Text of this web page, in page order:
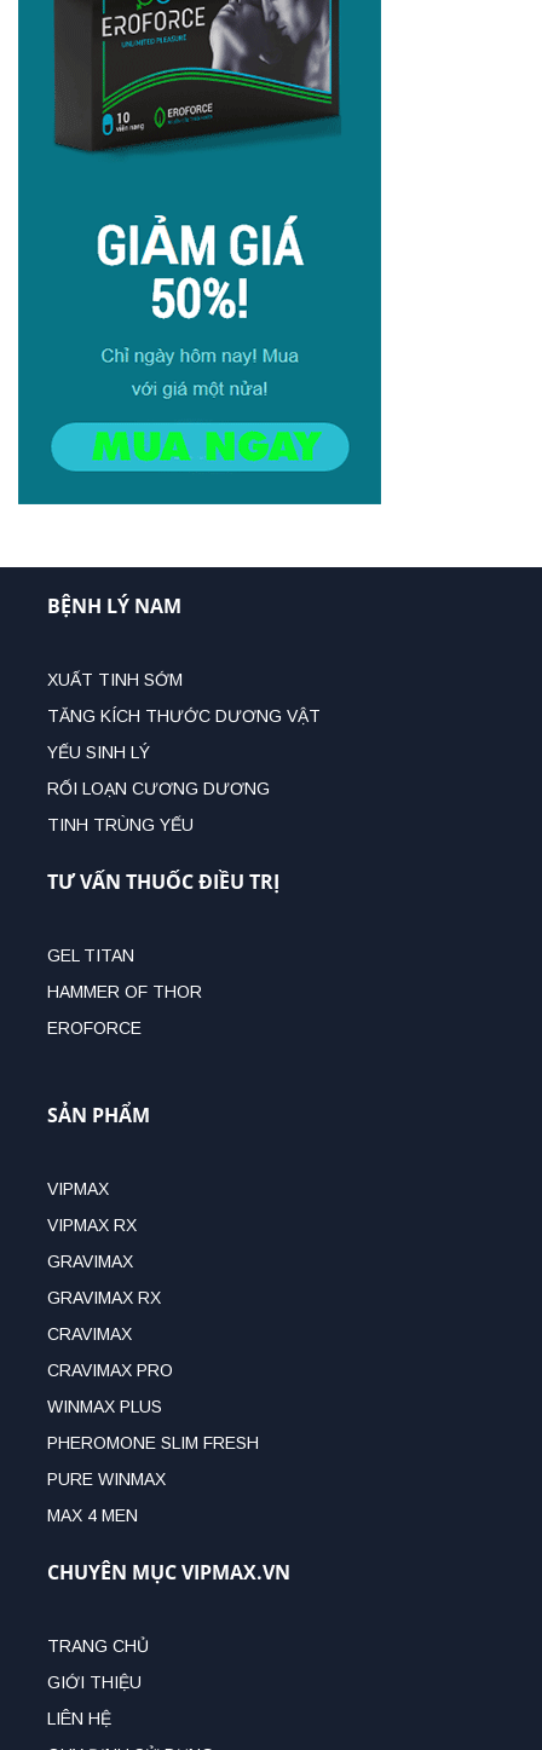
BỆNH LÝ NAM
XUẤT TINH SỚM
TĂNG KÍCH THƯỚC DƯƠNG VẬT
YẾU SINH LÝ
RỐI LOẠN CƯƠNG DƯƠNG
TINH TRÙNG YẾU
TƯ VẤN THUỐC ĐIỀU TRỊ
GEL TITAN
HAMMER OF THOR
EROFORCE
SẢN PHẨM
VIPMAX
VIPMAX RX
GRAVIMAX
GRAVIMAX RX
CRAVIMAX
CRAVIMAX PRO
WINMAX PLUS
PHEROMONE SLIM FRESH
PURE WINMAX
MAX 4 MEN
CHUYÊN MỤC VIPMAX.VN
TRANG CHỦ
GIỚI THIỆU
LIÊN HỆ